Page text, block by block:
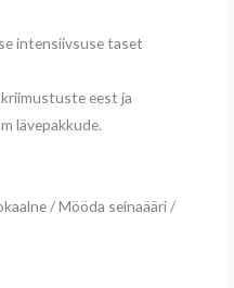
intensiivsuse taset
eest ja
lävepakkude.
/ Mööda seinaääri /